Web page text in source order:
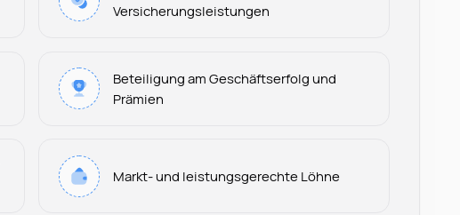
Versicherungsleistungen
Beteiligung am Geschäftserfolg und
Prämien
Markt- und leistungsgerechte Löhne
Leonard Ramin
Recruiter at Rocken